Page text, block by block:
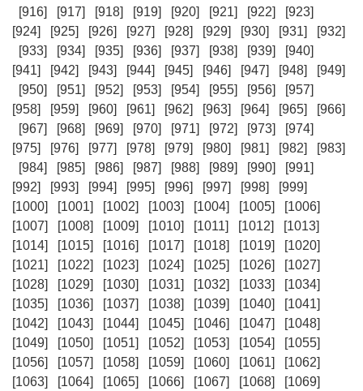
[916] [917] [918] [919] [920] [921] [922]
[923]
[924]
[925] [926] [927] [928] [929] [930] [931]
[932]
[933]
[934] [935] [936] [937] [938] [939]
[940]
[941]
[942] [943] [944] [945] [946] [947] [948]
[949]
[950]
[951] [952] [953] [954] [955] [956]
[957]
[958]
[959] [960] [961] [962] [963] [964] [965]
[966]
[967]
[968] [969] [970] [971] [972] [973]
[974]
[975]
[976] [977] [978] [979] [980] [981] [982]
[983]
[984]
[985] [986] [987] [988] [989] [990]
[991]
[992]
[993] [994] [995] [996] [997] [998]
[999]
[1000]
[1001] [1002] [1003] [1004] [1005]
[1006]
[1007]
[1008] [1009] [1010] [1011] [1012]
[1013]
[1014]
[1015] [1016] [1017] [1018] [1019]
[1020]
[1021]
[1022] [1023] [1024] [1025] [1026]
[1027]
[1028]
[1029] [1030] [1031] [1032] [1033]
[1034]
[1035]
[1036] [1037] [1038] [1039] [1040]
[1041]
[1042]
[1043] [1044] [1045] [1046] [1047]
[1048]
[1049]
[1050] [1051] [1052] [1053] [1054]
[1055]
[1056]
[1057] [1058] [1059] [1060] [1061]
[1062]
[1063]
[1064] [1065] [1066] [1067] [1068]
[1069]